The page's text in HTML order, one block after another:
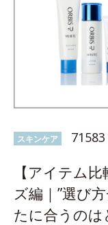
スキンケア
【アイテム
ズ編｜”選び
たに合うのは